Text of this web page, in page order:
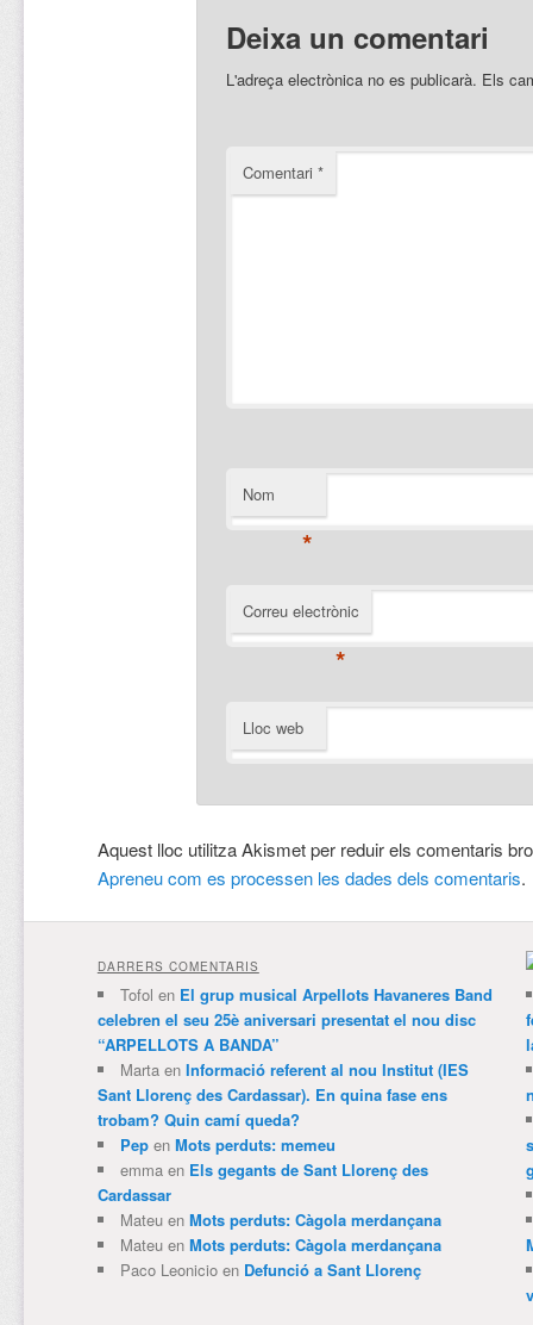
Deixa un comentari
L'adreça electrònica no es publicarà. Els
Comentari *
Nom
*
Correu electrònic
*
Lloc web
Aquest lloc utilitza Akismet per reduir els comentaris
Apreneu com es processen les dades dels comentaris.
DARRERS COMENTARIS
Tofol en El grup musical Arpellots Havaneres Band
celebren el seu 25è aniversari presentat el nou disc
“ARPELLOTS A BANDA”
Martaen Informació referent al nou Institut (IES
Sant Llorenç des Cardassar). En quina fase ens
trobam? Quin camí queda?
Pepen Mots perduts: memeu
emmaen Els gegants de Sant Llorenç des
Cardassar
Mateuen Mots perduts: Càgola merdançana
Mateuen Mots perduts: Càgola merdançana
Paco Leonicioen Defunció a Sant Llorenç